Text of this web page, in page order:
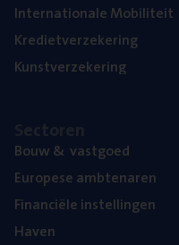
Inter­na­ti­o­na­le Mobiliteit
Kre­diet­ver­ze­ke­ring
Kunst­ver­ze­ke­ring
Bouw& vastgoed
Euro­pe­se ambtenaren
Finan­ci­ë­le instellingen
Haven